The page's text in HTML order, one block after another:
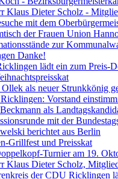
Klaus Dieter Scholz -
mit dem
der Frauen Union
zur
Danke!
lädt ein zum Preis-
Ollek als neuer Strunkkönig
Vorstand
als
mit der
berichtet aus Berlin
Grillfest und Preisskat
Turnier am 19.
Klaus Dieter Scholz,
der CDU Ricklingen